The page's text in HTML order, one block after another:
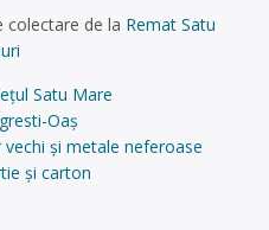
colectare de la Remat Satu
Satu Mare
Oaș
și metale neferoase
și carton